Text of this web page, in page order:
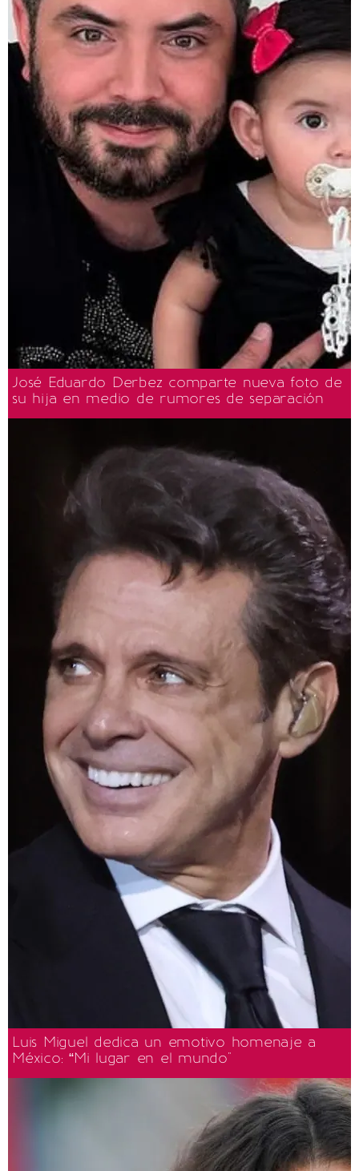
José Eduardo Derbez comparte nueva foto de
su hija en medio de rumores de separación
Luis Miguel dedica un emotivo homenaje a
México: “Mi lugar en el mundo"